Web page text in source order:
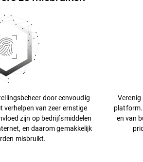
door eenvoudig
verhelpen van zeer ernstige
zijn op bedrijfsmiddelen
en daarom gemakkelijk
misbruikt.
Verenig
en van